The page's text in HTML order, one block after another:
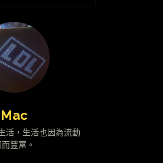
Mac
活，生活也因為流動
而豐富。